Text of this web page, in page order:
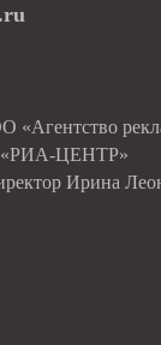
«Агентство
«РИА-ЦЕНТР»
Ирина